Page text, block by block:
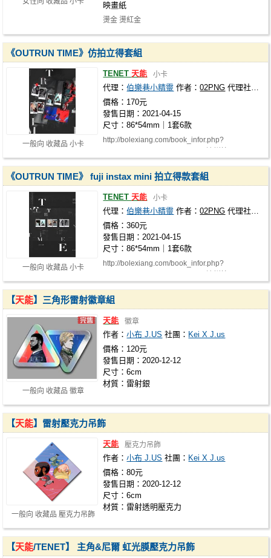
映畫紙
燙金 燙紅金
一般向 收藏品 小卡
《OUTRUN TIME》仿拍立得套組
TENET天能 小卡
代理：伯樂巷小精靈 作者：02PNG 代理社團：
價格：170元
發售日期：2021-04-15
尺寸：86*54mm｜1套6款
http://bolexiang.com/book_infor.php?
一般向 收藏品 小卡
《OUTRUN TIME》 fuji instax mini 拍立得款套組
TENET天能 小卡
代理：伯樂巷小精靈 作者：02PNG 代理社團：
價格：360元
發售日期：2021-04-15
尺寸：86*54mm｜1套6款
http://bolexiang.com/book_infor.php?
一般向 收藏品 徽章
【天能】三角形雷射徽章組
天能 徽章
作者：小布 J.US 社團： Kei X J.us
價格：120元
發售日期：2020-12-12
尺寸：6cm
材質：雷射銀
一般向 收藏品 壓克力吊飾
【天能】雷射壓克力吊飾
天能 壓克力吊飾
作者：小布 J.US 社團： Kei X J.us
價格：80元
發售日期：2020-12-12
尺寸：6cm
材質：雷射透明壓克力
【天能/TENET】 主角&尼爾 虹光膜壓克力吊飾